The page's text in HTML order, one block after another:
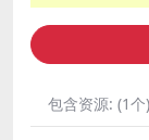
包含资源: (1个)